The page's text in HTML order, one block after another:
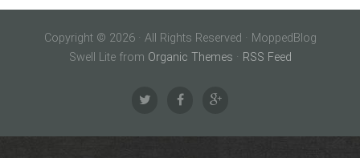
Copyright © 2026 · All Rights Reserved · MoppedBlog
Swell Lite from Organic Themes · RSS Feed